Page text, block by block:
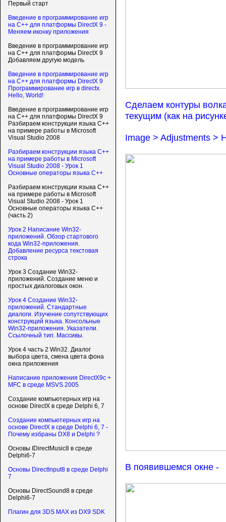
Первый старт
Введение в программирование игр
на С++ для платформы DirectX 9 -
Меняем иконку приложения
Введение в программирование игр
на С++ для платформы DirectX 9
Добавляем другую модель
Введение в программирование игр
на С++ для платформы DirectX 9
Программирование игр в directx.
Hello, World!
Введение в программирование игр
на С++ для платформы DirectX 9
Разбираем конструкции языка C++
на примере работы в Microsoft
Visual Studio 2008
Разбираем конструкции языка C++
на примере работы в Microsoft
Visual Studio 2008 - Урок 1
Основные операторы языка C++
Разбираем конструкции языка C++
на примере работы в Microsoft
Visual Studio 2008 - Урок 1
Основные операторы языка C++
(часть 2)
Урок 2 Написание Win32-
приложений. Обзор стартового
кода Win32-приложения.
Добавление ресурса текстовая
строка
Урок 3 Создание Win32-
приложений. Создание меню и
простых диалоговых окон.
Урок 4 Создание Win32-
приложений. Стандартные
диалоги. Изучение сопутствующих
конструкций языка. Консольные
Win32-приложения. Указатели.
Ссылочный тип. Массивы.
Урок 4 часть 2 Win32. Диалог
выбора цвета, смена цвета фона
окна приложения
Написание приложения DirectX9c +
MFC в среде MSVS 2005
Создание компьютерных игр на
основе DirectX в среде Delphi 6, 7
Создание компьютерных игр на
основе DirectX в среде Delphi 6, 7 -
Почему избраны DX8 и Delphi ?
Основы IDirectMusic8 в среде
Delphi6-7
Основы DirectInput8 в среде Delphi
7
Основы DirectSound8 в среде
Delphi6-7
Плагин для 3DS MAX из DX9 SDK
Сделаем контуры
текущим (как на
Image > Adjustments >
В появившемся окне -